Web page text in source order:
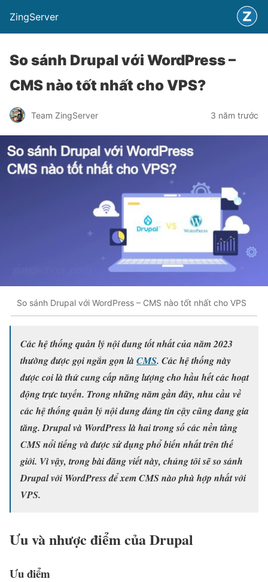
ZingServer
So sánh Drupal với WordPress –
CMS nào tốt nhất cho VPS?
Team ZingServer 3 năm trước
So sánh Drupal với WordPress – CMS nào tốt nhất cho VPS
Các hệ thống quản lý nội dung tốt nhất của năm 2023
thường được gọi ngắn gọn làCMS. Các hệ thống này
được coi là thứ cung cấp năng lượng cho hầu hết các hoạt
động trực tuyến. Trong những năm gần đây, nhu cầu về
các hệ thống quản lý nội dung đáng tin cậy cũng đang gia
tăng. Drupal và WordPress là hai trong số các nền tảng
CMS nổi tiếng và được sử dụng phổ biến nhất trên thế
giới. Vì vậy, trong bài đăng viết này, chúng tôi sẽ so sánh
Drupal với WordPress để xem CMS nào phù hợp nhất với
VPS.
Ưu và nhược điểm của Drupal
Ưu điểm